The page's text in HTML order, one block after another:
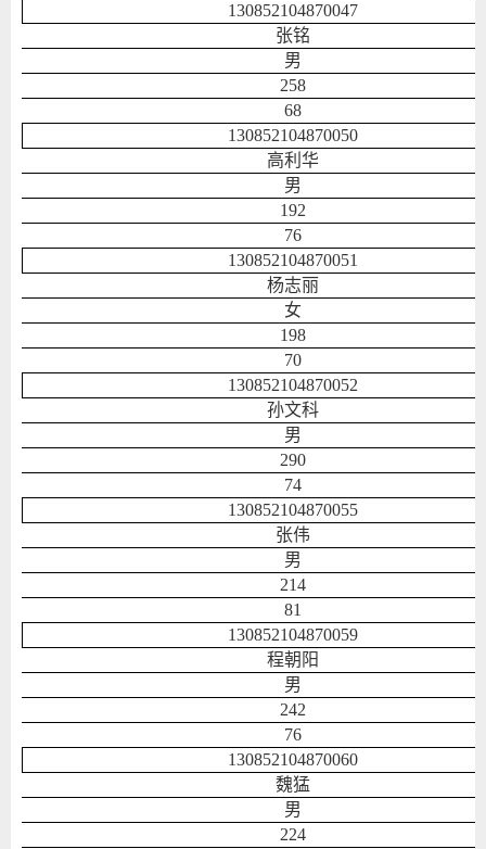
130852104870047
张铭
男
258
68
130852104870050
高利华
男
192
76
130852104870051
杨志丽
女
198
70
130852104870052
孙文科
男
290
74
130852104870055
张伟
男
214
81
130852104870059
程朝阳
男
242
76
130852104870060
魏猛
男
224